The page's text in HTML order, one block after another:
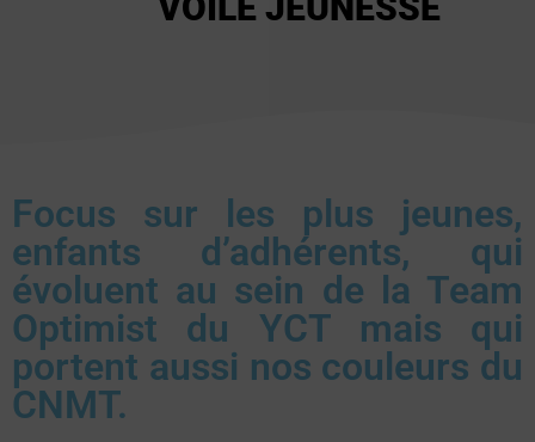
Focus sur les plus jeunes,
enfants d’adhérents, qui
évoluent au sein de la Team
Optimist du YCT mais qui
portent aussi nos couleurs du
CNMT.